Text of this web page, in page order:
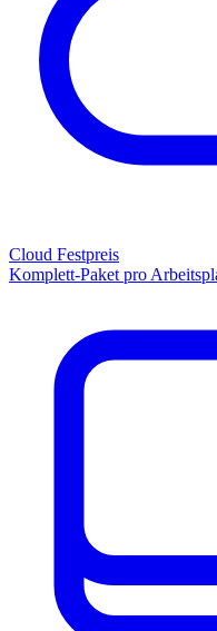
Cloud Festpreis
Komplett-Paket pro